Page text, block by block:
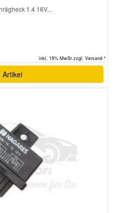
1.4 16V...
inkl. 19% MwSt.zzgl. Versand *
Artikel